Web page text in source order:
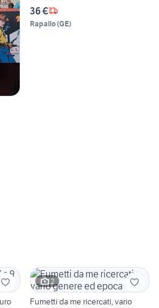
36 €
Rapallo(GE)
2
Fumetti da me ricercati, vario